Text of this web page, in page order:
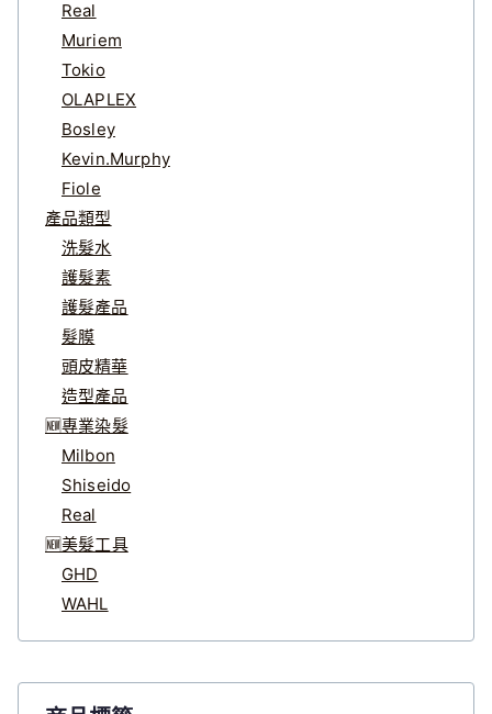
Real
Muriem
Tokio
OLAPLEX
Bosley
Kevin.Murphy
Fiole
產品類型
洗髮水
護髮素
護髮產品
髮膜
頭皮精華
造型產品
🆕專業染髮
Milbon
Shiseido
Real
🆕美髮工具
GHD
WAHL